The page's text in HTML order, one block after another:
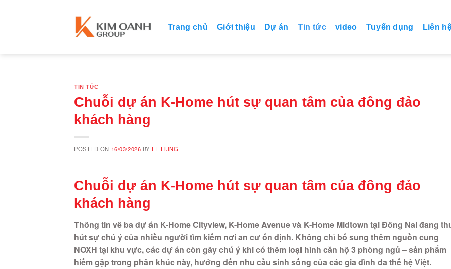
Trang chủ Giới thiệu Dự án Tin tức video Tuyển dụng Liên
TIN TỨC
Chuỗi dự án K-Home hút sự quan tâm của đông đảo
khách hàng
POSTED ON 16/03/2026 BYLE HUNG
Chuỗi dự án K-Home hút sự quan tâm của đông đảo
khách hàng
Thông tin về ba dự án K-Home Cityview, K-Home Avenue và K-Home Midtown tại Đồng Nai đang
hút sự chú ý của nhiều người tìm kiếm nơi an cư ổn định. Không chỉ bổ sung thêm nguồn cung
NOXH tại khu vực, các dự án còn gây chú ý khi có thêm loại hình căn hộ 3 phòng ngủ – sản phẩm
hiếm gặp trong phân khúc này, hướng đến nhu cầu sinh sống của các gia đình đa thế hệ Việt.